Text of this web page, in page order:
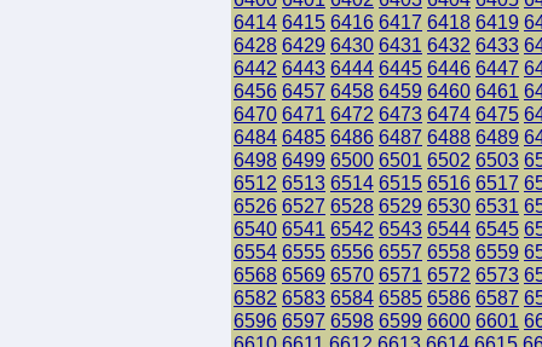
6414 6415 6416 6417 6418 6419
6428 6429 6430 6431 6432 6433
6442 6443 6444 6445 6446 6447
6456 6457 6458 6459 6460 6461
6470 6471 6472 6473 6474 6475
6484 6485 6486 6487 6488 6489
6498 6499 6500 6501 6502 6503
6512 6513 6514 6515 6516 6517
6526 6527 6528 6529 6530 6531
6540 6541 6542 6543 6544 6545
6554 6555 6556 6557 6558 6559
6568 6569 6570 6571 6572 6573
6582 6583 6584 6585 6586 6587
6596 6597 6598 6599 6600 6601